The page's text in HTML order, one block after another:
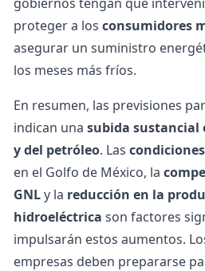
proteger a los consumidores
asegurar un suministro
los meses más fríos.
En resumen, las previsiones
indican una subida sustancial
y del petróleo. Las
en el Golfo de México, la
GNLy la reducción en la
hidroeléctrica son factores
impulsarán estos aumentos.
empresas deben prepararse